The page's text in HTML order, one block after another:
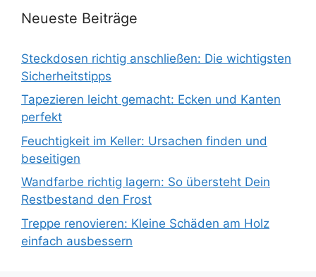
Neueste Beiträge
Steckdosen richtig anschließen: Die wichtigsten
Sicherheitstipps
Tapezieren leicht gemacht: Ecken und Kanten
perfekt
Feuchtigkeit im Keller: Ursachen finden und
beseitigen
Wandfarbe richtig lagern: So übersteht Dein
Restbestand den Frost
Treppe renovieren: Kleine Schäden am Holz
einfach ausbessern